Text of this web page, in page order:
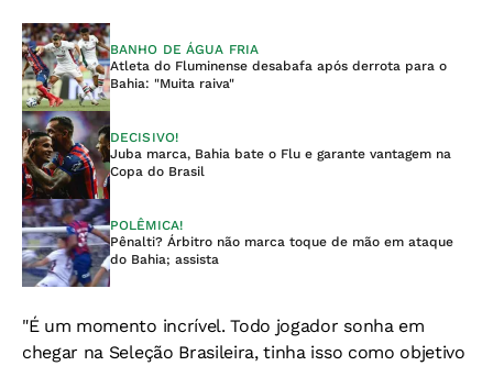
BANHO DE ÁGUA FRIA
Atleta do Fluminense desabafa após derrota para o
Bahia: "Muita raiva"
DECISIVO!
Juba marca, Bahia bate o Flu e garante vantagem na
Copa do Brasil
POLÊMICA!
Pênalti? Árbitro não marca toque de mão em ataque
do Bahia; assista
"É um momento incrível. Todo jogador sonha em
chegar na Seleção Brasileira, tinha isso como objetivo